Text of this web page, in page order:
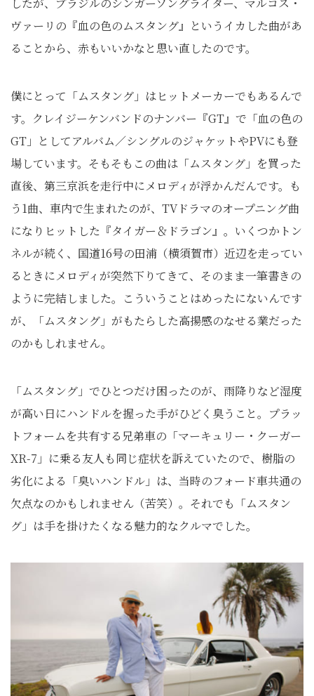
ヴァーリの『血の色のムスタング』というイカした曲があ
ることから、赤もいいかなと思い直したのです。
僕にとって「ムスタング」はヒットメーカーでもあるんで
す。クレイジーケンバンドのナンバー『GT』で「血の色の
GT」としてアルバム／シングルのジャケットやPVにも登
場しています。そもそもこの曲は「ムスタング」を買った
直後、第三京浜を走行中にメロディが浮かんだんです。も
う1曲、車内で生まれたのが、TVドラマのオープニング曲
になりヒットした『タイガー＆ドラゴン』。いくつかトン
ネルが続く、国道16号の田浦（横須賀市）近辺を走ってい
るときにメロディが突然下りてきて、そのまま一筆書きの
ように完結しました。こういうことはめったにないんです
が、「ムスタング」がもたらした高揚感のなせる業だった
のかもしれません。
「ムスタング」でひとつだけ困ったのが、雨降りなど湿度
が高い日にハンドルを握った手がひどく臭うこと。プラッ
トフォームを共有する兄弟車の「マーキュリー・クーガー
XR-7」に乗る友人も同じ症状を訴えていたので、樹脂の
劣化による「臭いハンドル」は、当時のフォード車共通の
欠点なのかもしれません（苦笑）。それでも「ムスタン
グ」は手を掛けたくなる魅力的なクルマでした。